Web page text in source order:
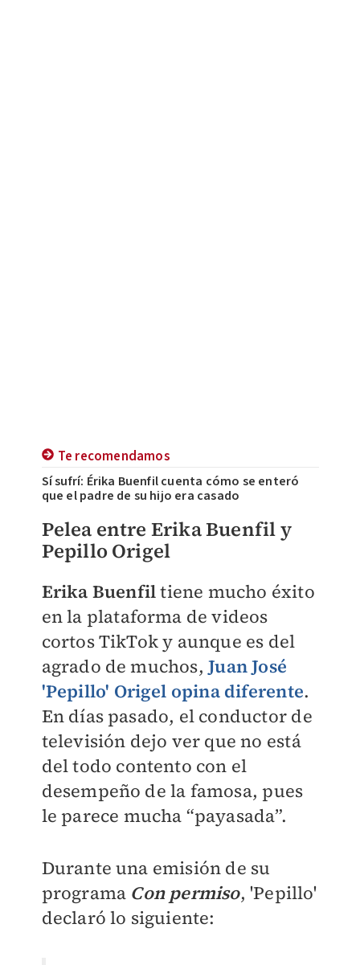
Te recomendamos
Sí sufrí: Érika Buenfil cuenta cómo se enteró
que el padre de su hijo era casado
​Pelea entre Erika Buenfil y
Pepillo Origel
​Erika Buenfiltiene mucho éxito
en la plataforma de videos
cortos TikTok y aunque es del
agrado de muchos,Juan José
'Pepillo' Origel opina diferente.
En días pasado, el conductor de
televisión dejo ver que no está
del todo contento con el
desempeño de la famosa, pues
le parece mucha “payasada”.
Durante una emisión de su
programa Con permiso, 'Pepillo'
declaró lo siguiente: